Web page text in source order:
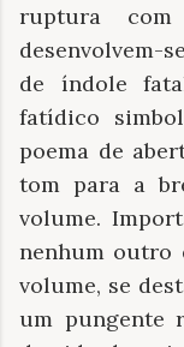
ruptura
desenvolvem-
de índole
fatídico
poema de
tom para a
volume.
nenhum outro
volume, se
um pungente